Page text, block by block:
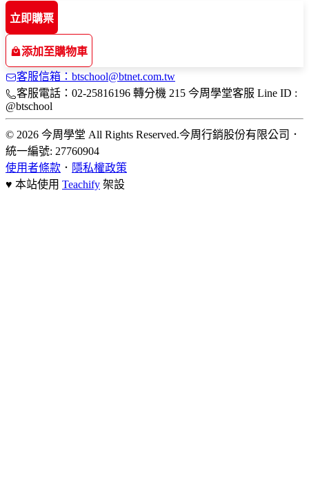
立即購票
添加至購物車
客服信箱：btschool@btnet.com.tw
客服電話：02-25816196 轉分機 215 今周學堂客服 Line ID :
@btschool
© 2026 今周學堂 All Rights Reserved.今周行銷股份有限公司 ．
統一編號: 27760904
使用者條款 ． 隱私權政策
♥ 本站使用 Teachify 架設